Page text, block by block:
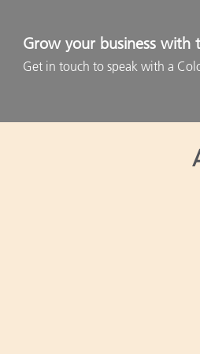
Grow your business with
Get in touch to speak with a